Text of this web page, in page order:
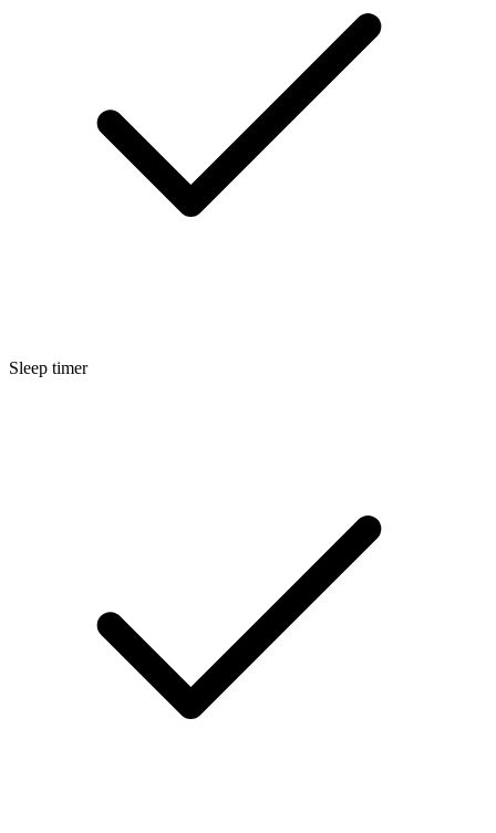
Sleep timer